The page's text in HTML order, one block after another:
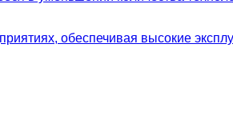
обеспечивая высокие